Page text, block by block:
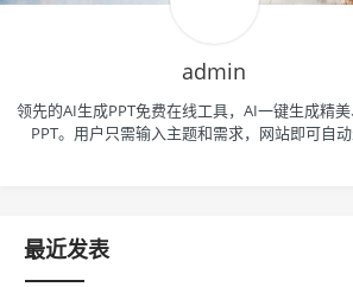
admin
领先的AI生成PPT免费在线工具，AI一键生成精
PPT。用户只需输入主题和需求，网站即可自动
最近发表